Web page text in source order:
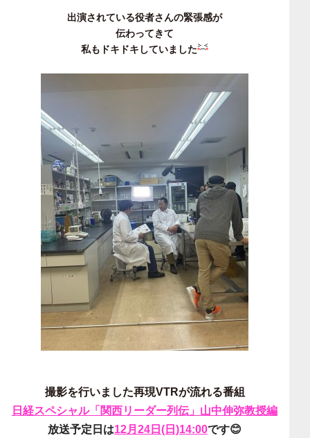
出演されている役者さんの緊張感が
伝わってきて
私もドキドキしていました
撮影を行いました再現VTRが流れる番組
日経スペシャル「関西リーダー列伝」山中伸弥教授編
放送予定日は12月24日(日)14:00です😊